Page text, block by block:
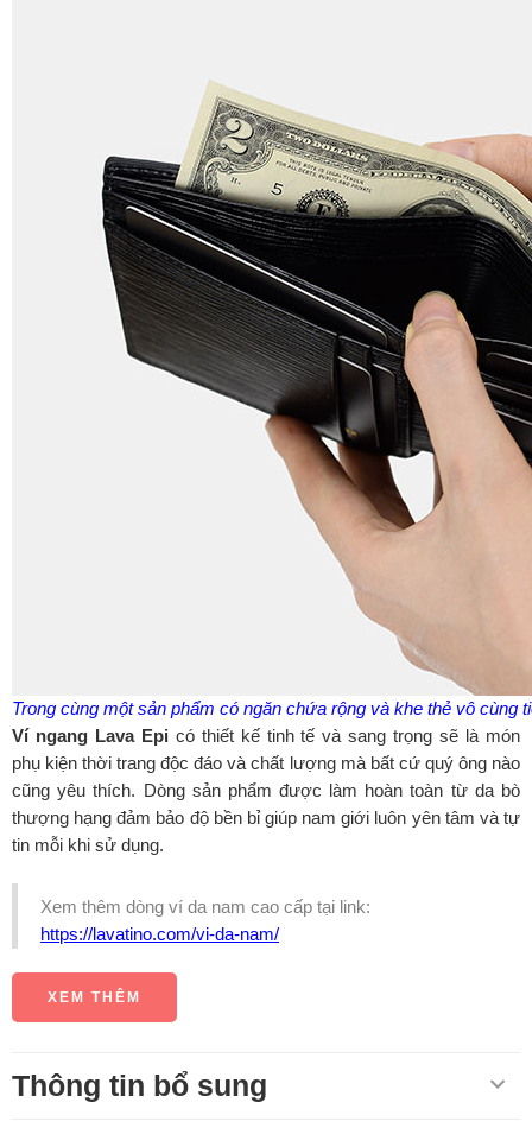
Trong cùng một sản phẩm có ngăn chứa rộng và khe thẻ vô cùng
Ví ngang Lava Epi có thiết kế tinh tế và sang trọng sẽ là món
phụ kiện thời trang độc đáo và chất lượng mà bất cứ quý ông nào
cũng yêu thích. Dòng sản phẩm được làm hoàn toàn từ da bò
thượng hạng đảm bảo độ bền bỉ giúp nam giới luôn yên tâm và tự
tin mỗi khi sử dụng.
Xem thêm dòng ví da nam cao cấp tại link:
https://lavatino.com/vi-da-nam/
XEM THÊM
Thông tin bổ sung